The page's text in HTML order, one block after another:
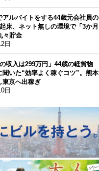
アルバイトをする44歳元会社員の
床、ネット無しの環境で「3か月
々貯金
日
の収入は299万円」44歳の軽貨物
聞いた“効率よく稼ぐコツ”。熊本
東京へ出稼ぎ
日